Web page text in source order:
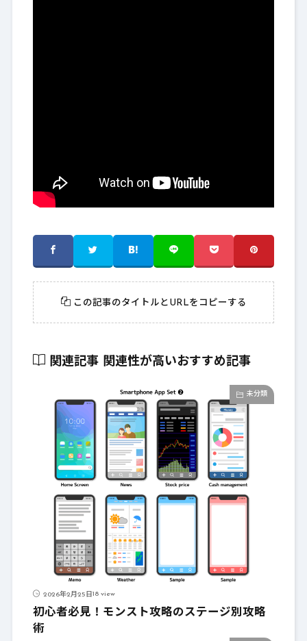
この記事のタイトルとURLをコピーする
関連記事 関連性が高いおすすめ記事
未分類
2026年2月25日18 view
初心者必見！モンスト攻略のステージ別攻略
術